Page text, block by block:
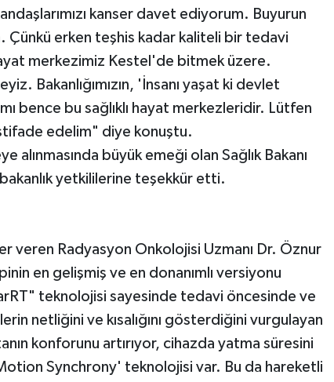
kanser davet ediyorum. Buyurun
Çünkü erken teşhis kadar kaliteli bir tedavi
merkezimiz Kestel'de bitmek üzere.
Bakanlığımızın, 'İnsanı yaşat ki devlet
bence bu sağlıklı hayat merkezleridir. Lütfen
edelim" diye konuştu.
alınmasında büyük emeği olan Sağlık Bakanı
yetkililerine teşekkür etti.
veren Radyasyon Onkolojisi Uzmanı Dr. Öznur
en gelişmiş ve en donanımlı versiyonu
teknolojisi sayesinde tedavi öncesinde ve
netliğini ve kısalığını gösterdiğini vurgulayan
konforunu artırıyor, cihazda yatma süresini
Synchrony' teknolojisi var. Bu da hareketli